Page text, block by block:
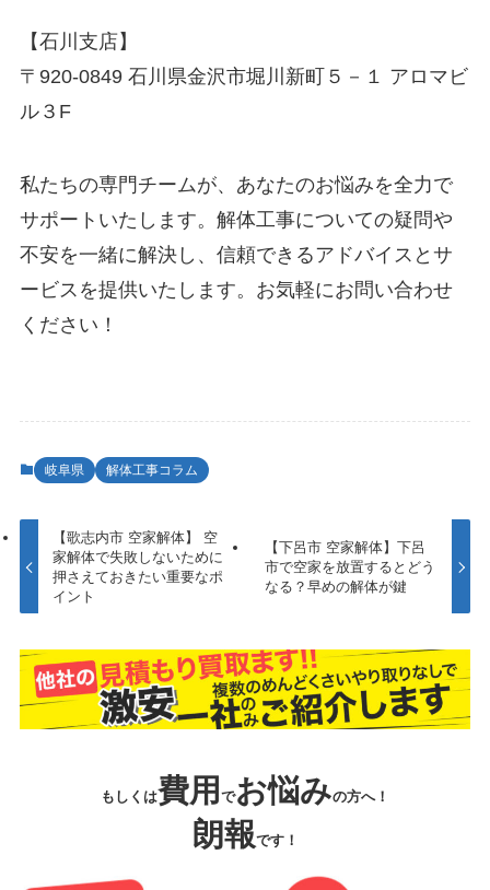
【石川支店】
〒920-0849 石川県金沢市堀川新町５－１ アロマビ
ル３F
私たちの専門チームが、あなたのお悩みを全力で
サポートいたします。解体工事についての疑問や
不安を一緒に解決し、信頼できるアドバイスとサ
ービスを提供いたします。お気軽にお問い合わせ
ください！
岐阜県 解体工事コラム
【歌志内市 空家解体】 空
家解体で失敗しないために
押さえておきたい重要なポ
イント
【下呂市 空家解体】下呂
市で空家を放置するとどう
なる？早めの解体が鍵
もしくは費用 でお悩みの方へ！
朗報です！